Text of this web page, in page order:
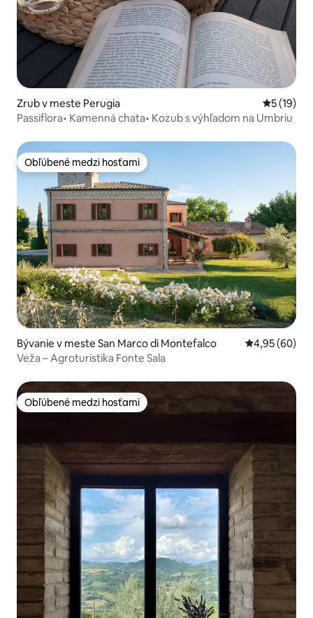
Zrub v meste Perugia
5 (19)
Passiflora• Kamenná chata• Kozub s výhľadom na Umbriu
Obľúbené medzi hosťami
Obľúbené medzi hosťami
Bývanie v meste San Marco di Montefalco Priemerné
4,95 (60)
Veža – Agroturistika Fonte Sala
Obľúbené medzi hosťami
Obľúbené medzi hosťami